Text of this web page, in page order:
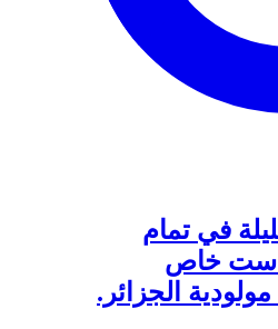
في تمام
.بودكاست خاص